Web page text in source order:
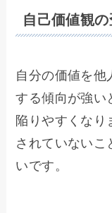
自己価値観
自分の価値を他
する傾向が強い
陥りやすくなり
されていないこ
いです。